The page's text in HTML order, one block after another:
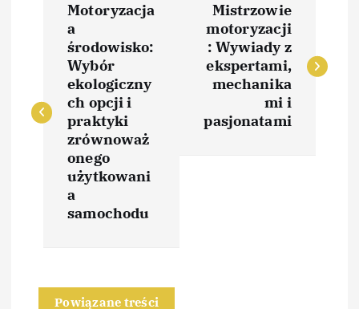
i
Motoryzacja
a
środowisko:
Wybór
ekologiczny
ch opcji i
praktyki
zrównoważ
onego
użytkowani
a
samochodu
Mistrzowie
motoryzacji
: Wywiady z
ekspertami,
mechanika
mi i
pasjonatami
Powiązane treści